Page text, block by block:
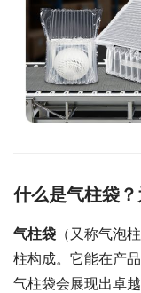
什么是气柱袋
气柱袋 （又称气泡
柱构成。它能在产
气柱袋会展现出卓